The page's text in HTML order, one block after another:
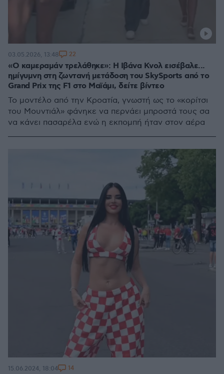
«Ο καμεραμάν τρελάθηκε»: Η Ιβάνα Κνολ εισέβαλε...
ημίγυμνη στη ζωντανή μετάδοση του SkySports από το
Grand Prix της F1 στο Μαϊάμι, δείτε βίντεο
Το μοντέλο από την Κροατία, γνωστή ως το «κορίτσι
του Μουντιάλ» φάνηκε να περνάει μπροστά τους σα
να κάνει πασαρέλα ενώ η εκπομπή ήταν στον αέρα
03.05.2026, 13:48 22
15.06.2024, 18:04 14